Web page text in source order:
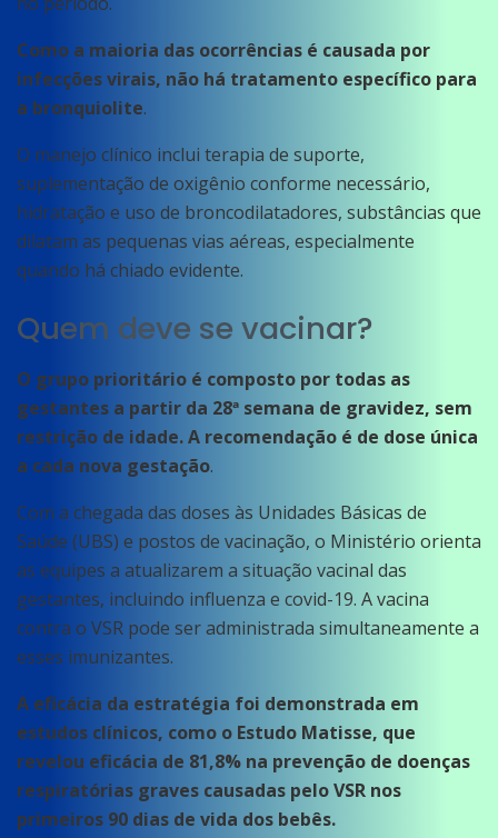
Como a maioria das ocorrências é causada por
infecções virais, não há tratamento específico para
a bronquiolite.
O manejo clínico inclui terapia de suporte,
suplementação de oxigênio conforme necessário,
hidratação e uso de broncodilatadores, substâncias que
dilatam as pequenas vias aéreas, especialmente
quando há chiado evidente.
Quem deve se vacinar?
O grupo prioritário é composto por todas as
gestantes a partir da 28ª semana de gravidez, sem
restrição de idade. A recomendação é de dose única
a cada nova gestação.
Com a chegada das doses às Unidades Básicas de
Saúde (UBS) e postos de vacinação, o Ministério orienta
as equipes a atualizarem a situação vacinal das
gestantes, incluindo influenza e covid-19. A vacina
contra o VSR pode ser administrada simultaneamente a
esses imunizantes.
A eficácia da estratégia foi demonstrada em
estudos clínicos, como o Estudo Matisse, que
revelou eficácia de 81,8% na prevenção de doenças
respiratórias graves causadas pelo VSR nos
primeiros 90 dias de vida dos bebês.